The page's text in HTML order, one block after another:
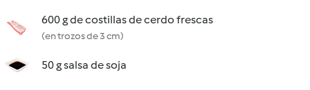
600 g de costillas de cerdo frescas
(en trozos de 3 cm)
50 g salsa de soja